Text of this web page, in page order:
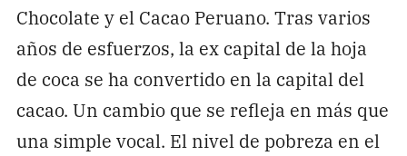
Chocolate y el Cacao Peruano. Tras varios
años de esfuerzos, la ex capital de la hoja
de coca se ha convertido en la capital del
cacao. Un cambio que se refleja en más que
una simple vocal. El nivel de pobreza en el